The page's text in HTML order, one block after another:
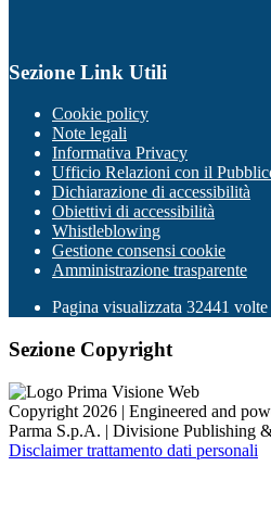
Sezione Link Utili
Cookie policy
Note legali
Informativa Privacy
Ufficio Relazioni con il
Dichiarazione di accessibilità
Obiettivi di accessibilità
Whistleblowing
Gestione consensi cookie
Amministrazione trasparente
Pagina visualizzata 32441 volte
Sezione Copyright
Copyright 2026 | Engineered and
Parma S.p.A. | Divisione Publishing
Disclaimer trattamento dati personali